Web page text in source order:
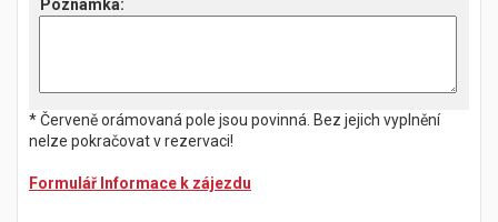
Poznámka:
* Červeně orámovaná pole jsou povinná. Bez jejich vyplnění
nelze pokračovat v rezervaci!
Formulář Informace k zájezdu